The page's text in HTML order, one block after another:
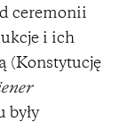
ceremonii
i ich
(Konstytucję
były